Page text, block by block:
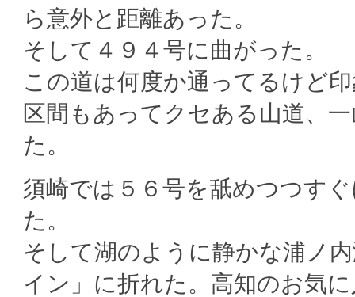
ら意外と距離あった。
そして４９４号に曲がった。
この道は何度か通ってるけど
区間もあってクセある山道、
た。
須崎では５６号を舐めつつす
た。
そして湖のように静かな浦ノ
イン」に折れた。高知のお気